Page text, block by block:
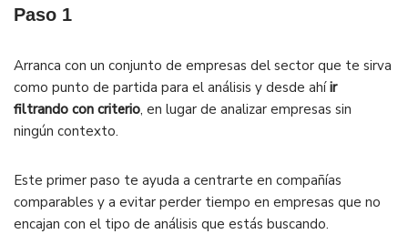
Paso 1
Arranca con un conjunto de empresas del sector que te sirva
como punto de partida para el análisis y desde ahíir
filtrando con criterio, en lugar de analizar empresas sin
ningún contexto.
Este primer paso te ayuda a centrarte en compañías
comparables y a evitar perder tiempo en empresas que no
encajan con el tipo de análisis que estás buscando.